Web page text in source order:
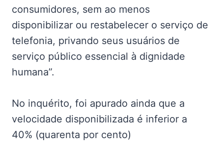
consumidores, sem ao menos
disponibilizar ou restabelecer o serviço de
telefonia, privando seus usuários de
serviço público essencial à dignidade
humana”.
No inquérito, foi apurado ainda que a
velocidade disponibilizada é inferior a
40% (quarenta por cento)